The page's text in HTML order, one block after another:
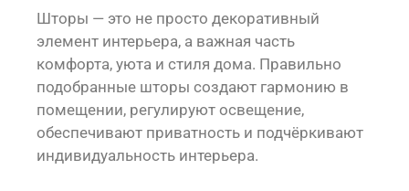
Шторы — это не просто декоративный
элемент интерьера, а важная часть
комфорта, уюта и стиля дома. Правильно
подобранные шторы создают гармонию в
помещении, регулируют освещение,
обеспечивают приватность и подчёркивают
индивидуальность интерьера.